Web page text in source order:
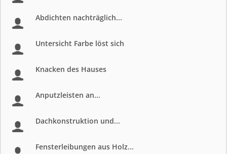
Abdichten nachträglich...
Untersicht Farbe löst sich
Knacken des Hauses
Anputzleisten an...
Dachkonstruktion und...
Fensterleibungen aus Holz...